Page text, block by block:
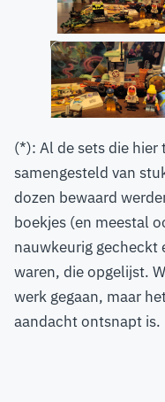
(*): Al de sets die
samengesteld van
dozen bewaard
boekjes (en meestal
nauwkeurig gecheckt
waren, die opgelijst.
werk gegaan, maar
aandacht ontsnapt is.